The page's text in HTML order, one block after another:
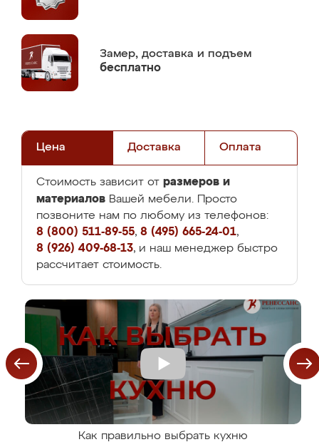
Замер, доставка и подъем
бесплатно
Цена Доставка Оплата
Стоимость зависит от размеров и
материалов Вашей мебели. Просто
позвоните нам по любому из телефонов:
8 (800) 511-89-55, 8 (495) 665-24-01,
8 (926) 409-68-13, и наш менеджер быстро
рассчитает стоимость.
Как правильно выбрать кухню